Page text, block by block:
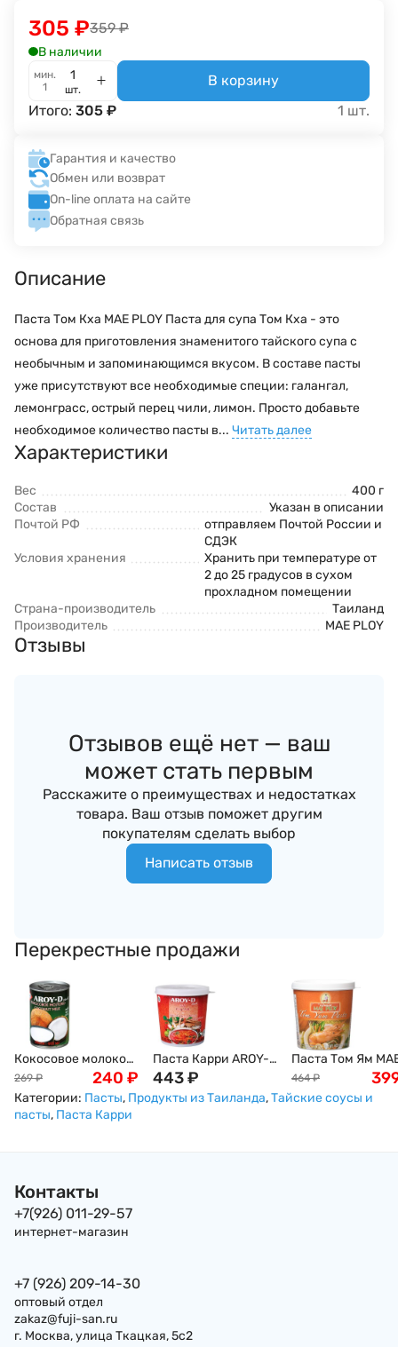
359 ₽
305 ₽
В наличии
мин.
1
шт.
В корзину
Итого: 305 ₽ 1 шт.
Гарантия и качество
Обмен или возврат
On-line оплата на сайте
Обратная связь
Описание
Паста Том Кха MAE PLOY Паста для супа Том Кха - это
основа для приготовления знаменитого тайского супа с
необычным и запоминающимся вкусом. В составе пасты
уже присутствуют все необходимые специи: галангал,
лемонграсс, острый перец чили, лимон. Просто добавьте
необходимое количество пасты в... Читать далее
Характеристики
Вес
400 г
Состав
Указан в описании
Почтой РФ
отправляем Почтой России и
СДЭК
Условия хранения
Хранить при температуре от
2 до 25 градусов в сухом
прохладном помещении
Страна-производитель
Таиланд
Производитель
MAE PLOY
Отзывы
Отзывов ещё нет — ваш
может стать первым
Расскажите о преимуществах и недостатках
товара. Ваш отзыв поможет другим
покупателям сделать выбор
Написать отзыв
Перекрестные продажи
Кокосовое молоко
AROY-D, 400мл
269 ₽ 240 ₽
Паста Карри AROY-
D, красная, острая,
400г
443₽
Паста Том Ям
PLOY, кисло-
сладкая, 400г
464 ₽
Категории: Пасты, Продукты из Таиланда,Тайские соусы и
пасты, Паста Карри
Контакты
+7(926) 011-29-57
интернет-магазин
+7 (926) 209-14-30
оптовый отдел
zakaz@fuji-san.ru
г. Москва, улица Ткацкая, 5с2